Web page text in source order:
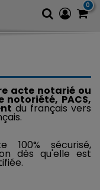
0
acte notarié ou
PACS,
du français vers
100% sécurisé,
dès qu'elle est